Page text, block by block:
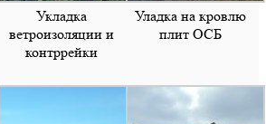
Укладка
ветроизоляции и
контррейки
Уладка на кровлю
плит ОСБ